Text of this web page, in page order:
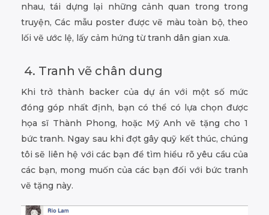
nhau, tái dựng lại những cảnh quan trong trong
truyện, Các mẫu poster được vẽ màu toàn bộ, theo
lối vẽ ước lệ, lấy cảm hứng từ tranh dân gian xưa.
4. Tranh vẽ chân dung
Khi trở thành backer của dự án với một số mức
đóng góp nhất định, bạn có thể có lựa chọn được
họa sĩ Thành Phong, hoặc Mỹ Anh vẽ tặng cho 1
bức tranh. Ngay sau khi đợt gây quỹ kết thúc, chúng
tôi sẽ liên hệ với các bạn để tìm hiểu rõ yêu cầu của
các bạn, mong muốn của các bạn đối với bức tranh
vẽ tặng này.